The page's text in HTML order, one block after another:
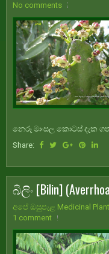
No comments
නෙරූ මාංසල කොටස් දැක
Share:
බිලිං [Bilin]
අපේ ඔසුපැළ Medicinal
1 comment